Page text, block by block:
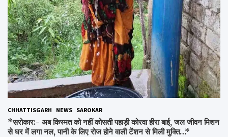
CHHATTISGARH NEWS SAROKAR
*सरोकार:- अब किस्मत को नहीं कोसती पहाड़ी कोरवा हीरा बाई, जल जीवन मिशन
से घर में लगा नल, पानी के लिए रोज होने वाली टेंशन से मिली मुक्ति…*